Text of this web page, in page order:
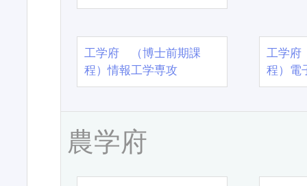
工学府 （博士前期課
程）情報工学専攻
工学
程）電
農学府